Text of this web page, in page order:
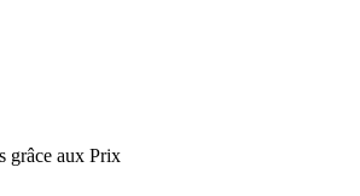
grâce aux Prix